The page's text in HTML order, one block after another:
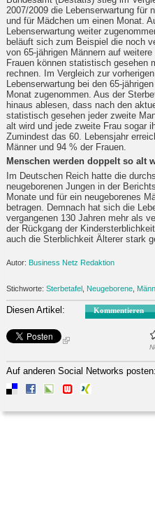
2007/2009 die Lebenserwartung für
und für Mädchen um einen Monat.
Lebenserwartung weiter
beläuft sich zum Beispiel die noch
von 65-jährigen Männern auf
Frauen können statistisch gesehen
rechnen. Im Vergleich zur
Lebenserwartung bei den 65-
Monat zugenommen. Aus der
hinaus ablesen, dass nach den
statistisch gesehen jeder zweite
alt wird und jede zweite Frau sogar
Zumindest das 60. Lebensjahr
Männer und 94 % der Frauen.
Menschen werden doppelt so alt
Im Deutschen Reich hatte die
neugeborenen Jungen in der
Monate und für ein neugeborenes
betragen. Demnach hat sich die
vergangenen 130 Jahren mehr als
der Rückgang der
auch die Sterblichkeit Älterer stark
Autor: Business Netz Redaktion
Stichworte: Sterbetafel Neugeborene
Diesen Artikel: Kommentieren
Auf anderen Social Networks